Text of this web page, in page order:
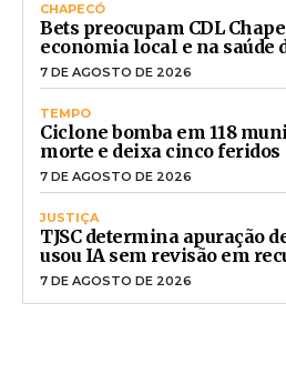
CHAPECÓ
Bets preocupam CDL
economia local e na saúde
7 DE AGOSTO DE 2026
TEMPO
Ciclone bomba em 118
morte e deixa cinco feridos
7 DE AGOSTO DE 2026
JUSTIÇA
TJSC determina apuração
usou IA sem revisão em
7 DE AGOSTO DE 2026